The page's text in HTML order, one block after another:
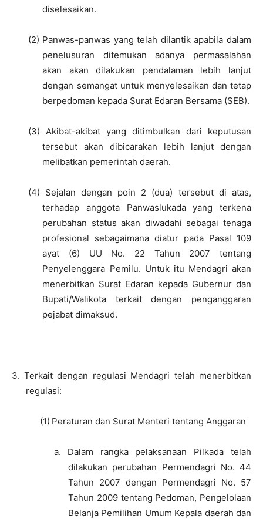
diselesaikan.
(2) Panwas-panwas yang telah dilantik apabila dalam
penelusuran ditemukan adanya permasalahan
akan akan dilakukan pendalaman lebih lanjut
dengan semangat untuk menyelesaikan dan tetap
berpedoman kepada Surat Edaran Bersama (SEB).
(3) Akibat-akibat yang ditimbulkan dari keputusan
tersebut akan dibicarakan lebih lanjut dengan
melibatkan pemerintah daerah.
(4) Sejalan dengan poin 2 (dua) tersebut di atas,
terhadap anggota Panwaslukada yang terkena
perubahan status akan diwadahi sebagai tenaga
profesional sebagaimana diatur pada Pasal 109
ayat (6) UU No. 22 Tahun 2007 tentang
Penyelenggara Pemilu. Untuk itu Mendagri akan
menerbitkan Surat Edaran kepada Gubernur dan
Bupati/Walikota terkait dengan penganggaran
pejabat dimaksud.
3. Terkait dengan regulasi Mendagri telah menerbitkan
regulasi:
(1) Peraturan dan Surat Menteri tentang Anggaran
a.
Dalam rangka pelaksanaan Pilkada telah
dilakukan perubahan Permendagri No. 44
Tahun 2007 dengan Permendagri No. 57
Tahun 2009 tentang Pedoman, Pengelolaan
Belanja Pemilihan Umum Kepala daerah dan